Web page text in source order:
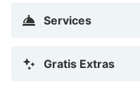
Services
Gratis Extras